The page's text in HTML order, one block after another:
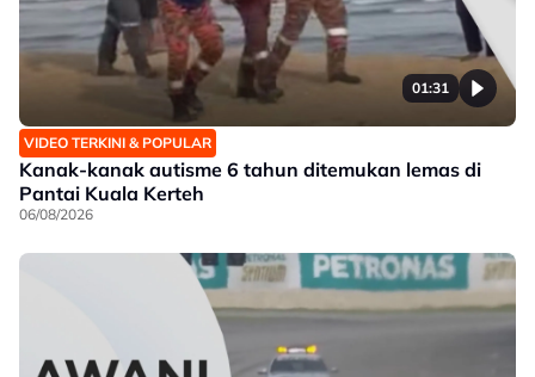
01:31
VIDEO TERKINI & POPULAR
Kanak-kanak autisme 6 tahun ditemukan lemas di
Pantai Kuala Kerteh
06/08/2026